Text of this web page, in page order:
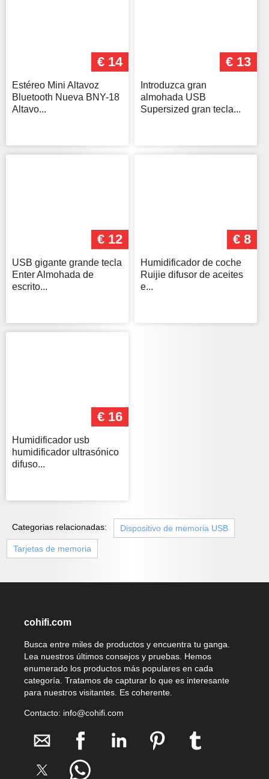
€ 14
Estéreo Mini Altavoz
Bluetooth Nueva BNY-18
Altavo...
€ 13
Introduzca gran
almohada USB
Supersized gran tecla...
€ 12
USB gigante grande tecla
Enter Almohada de
escrito...
€ 8
Humidificador de coche
Ruijie difusor de aceites
e...
€ 16
Humidificador usb
humidificador ultrasónico
difuso...
Categorias relacionadas: Dispositivo de memoria USB
Tarjetas de memoria
cohifi.com
Busca entre miles de productos y encuentra tu ganga.
Lea nuestros últimos consejos y pruebas. Hemos
enumerado los productos más populares en cada
categoría. Tratamos de capturar lo que es interesante
para nuestros visitantes. Es coherente.
Contacto: info@cohifi.com